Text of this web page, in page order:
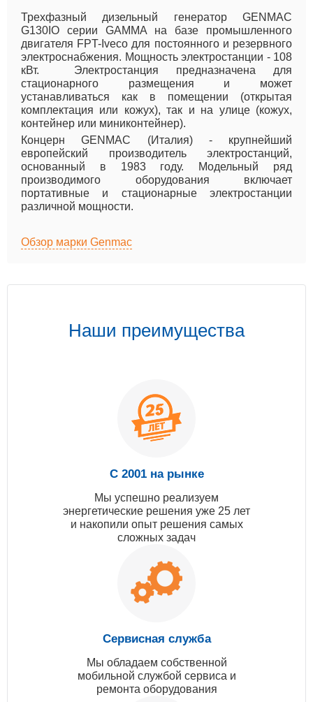
Трехфазный дизельный генератор GENMAC
G130IO серии GAMMA на базе промышленного
двигателя FPT-Iveco для постоянного и резервного
электроснабжения. Мощность электростанции - 108
кВт. Электростанция предназначена для
стационарного размещения и может
устанавливаться как в помещении (открытая
комплектация или кожух), так и на улице (кожух,
контейнер или миниконтейнер).
Концерн GENMAC (Италия) - крупнейший
европейский производитель электростанций,
основанный в 1983 году. Модельный ряд
производимого оборудования включает
портативные и стационарные электростанции
различной мощности.
Обзор марки Genmac
Наши преимущества
С 2001 на рынке
Мы успешно реализуем
энергетические решения уже 25 лет
и накопили опыт решения самых
сложных задач
Сервисная служба
Мы обладаем собственной
мобильной службой сервиса и
ремонта оборудования